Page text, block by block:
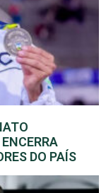
DO PAÍS